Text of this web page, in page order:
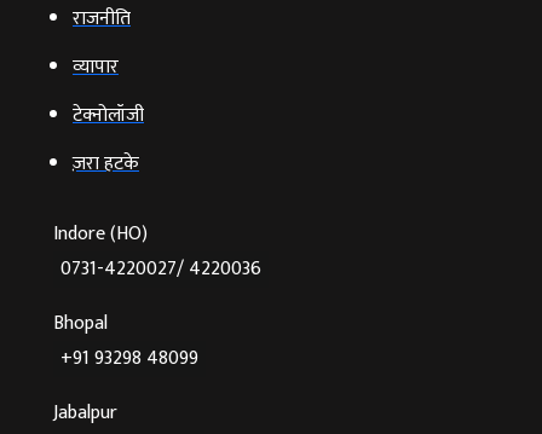
राजनीति
व्‍यापार
टेक्‍नोलॉजी
ज़रा हटके
Indore (HO)
0731-4220027/ 4220036
Bhopal
+91 93298 48099
Jabalpur